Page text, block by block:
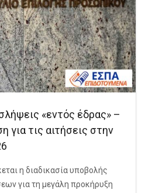
«εντός έδρας» –
για τις αιτήσεις στην
η διαδικασία υποβολής
για τη μεγάλη προκήρυξη